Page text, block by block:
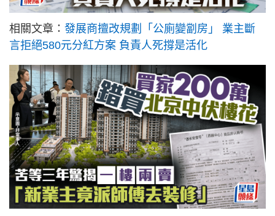
相關文章： 發展商擅改規劃「公廁變劏房」 業主斷
言拒絕580元分紅方案 負責人死撐是活化